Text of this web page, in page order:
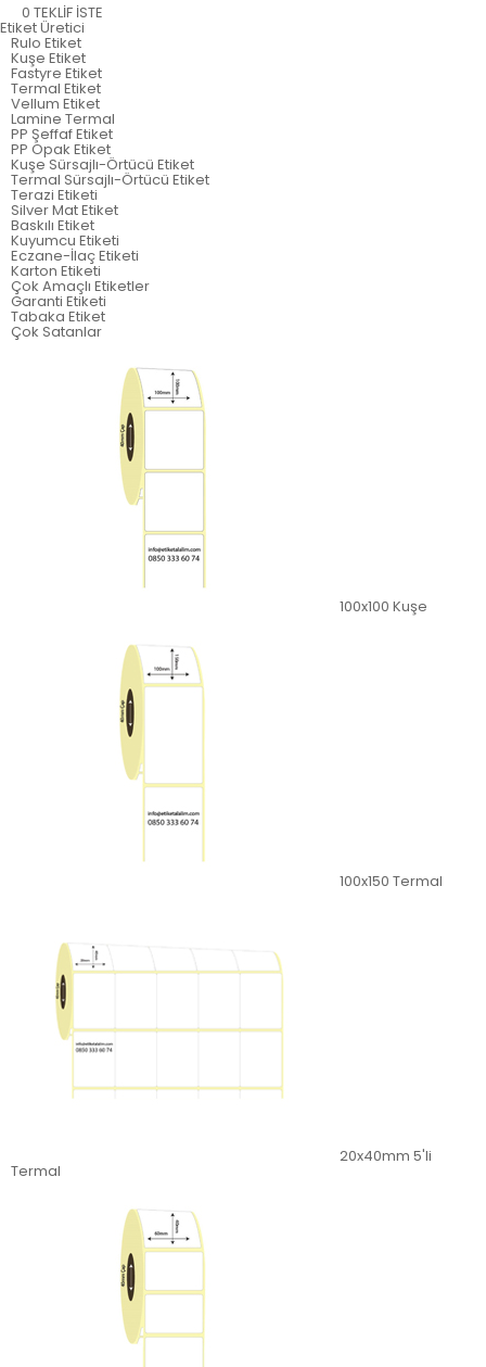
0 TEKLİF İSTE
EtiketÜretici
Rulo Etiket
Kuşe Etiket
Fastyre Etiket
Termal Etiket
Vellum Etiket
Lamine Termal
PP Şeffaf Etiket
PP Opak Etiket
Kuşe Sürsajlı-Örtücü Etiket
Termal Sürsajlı-Örtücü Etiket
Terazi Etiketi
Silver Mat Etiket
Baskılı Etiket
Kuyumcu Etiketi
Eczane-İlaç Etiketi
Karton Etiketi
Çok Amaçlı Etiketler
Garanti Etiketi
Tabaka Etiket
Çok Satanlar
100x100 Kuşe
100x150 Termal
20x40mm 5'li
Termal